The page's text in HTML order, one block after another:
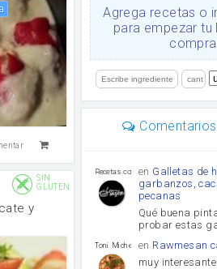
SIN
GLUTEN
y
Agrega recetas o
para empezar tu
compra
Recetas con sazon
en Galletas de
garbanzos,
pecanas
Qué buena
probar estas
Toni Michel Caubet
en Rawmesan
muy interesante!